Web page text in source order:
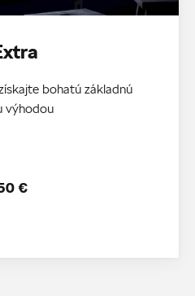
bohatú základnú
výhodou
€